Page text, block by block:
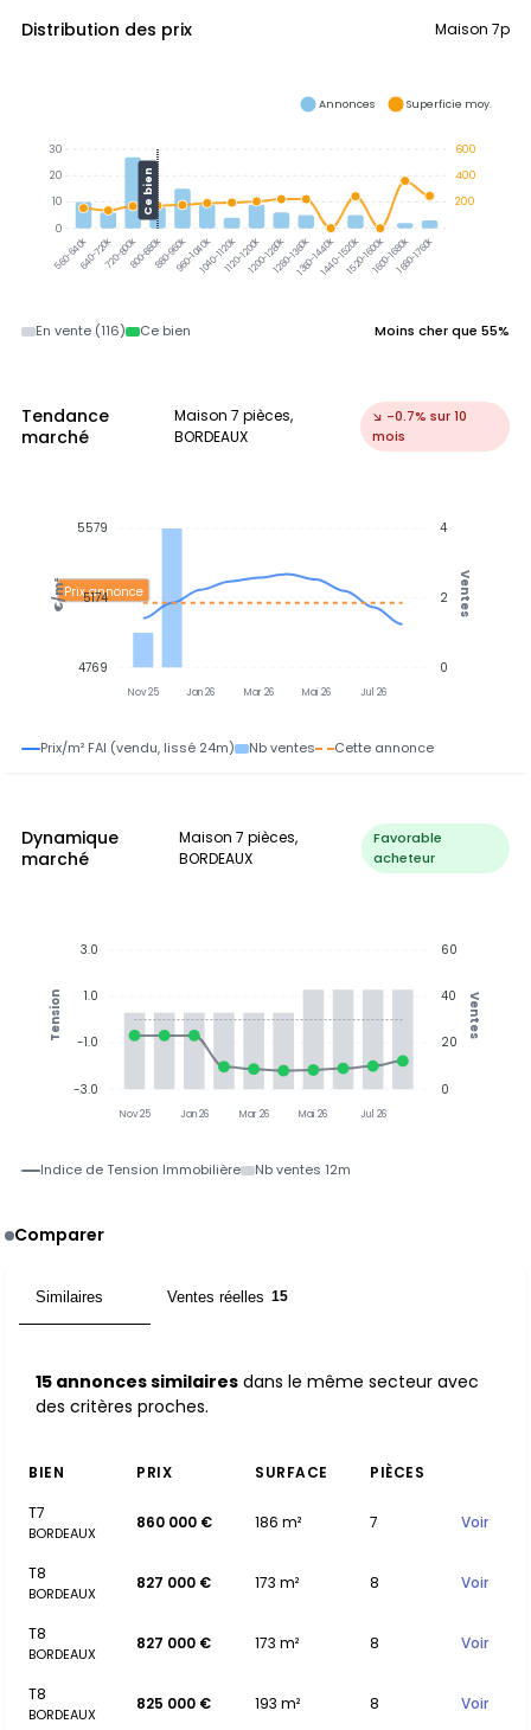
Distribution des prix Maison 7p
560-640k640-720k720-800k800-880k880-960k960-1040k1040-1120k1120-1200k1200-1280k1280-1360k1360-1440k1440-1520k1520-1600k1600-1680k1680-1760k
Ce bien
600
400
200
30
20
10
0
Annonces Superficie moy.
En vente (116) Ce bien Moins cher que 55%
Tendance
marché
Maison 7 pièces,
BORDEAUX
↘ -0.7% sur 10
mois
Nov 25 Jan 26 Mar 26 Mai 26 Jul 26
Prix annonce
4
2
0
Ventes
5579
5174
4769
€/m²
Prix/m² FAI (vendu, lissé 24m) Nb ventes Cette annonce
Dynamique
marché
Maison 7 pièces,
BORDEAUX
Favorable
acheteur
Nov 25 Jan 26 Mar 26 Mai 26 Jul 26
60
40
20
0
Ventes
3.0
1.0
-1.0
-3.0
Tension
Indice de Tension Immobilière Nb ventes 12m
Comparer
Similaires Ventes réelles 15
15 annonces similaires dans le même secteur avec
des critères proches.
BIEN PRIX SURFACE
PIÈCES
T7
BORDEAUX
860 000 € 186 m² 7 Voir
T8
BORDEAUX
827 000 € 173 m² 8 Voir
T8
BORDEAUX
827 000 € 173 m² 8 Voir
T8
BORDEAUX
825 000 € 193 m² 8 Voir